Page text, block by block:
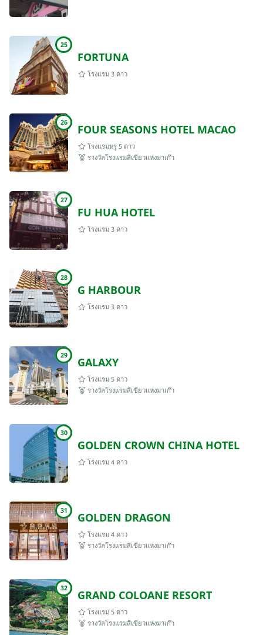
25
FORTUNA
โรงแรม 3 ดาว
26 FOUR SEASONS HOTEL MACAO
โรงแรมหรู 5 ดาว
รางวัลโรงแรมสีเขียวแห่งมาเก๊า
27
FU HUA HOTEL
โรงแรม 3 ดาว
28
G HARBOUR
โรงแรม 3 ดาว
29 GALAXY
โรงแรม 5 ดาว
รางวัลโรงแรมสีเขียวแห่งมาเก๊า
30
GOLDEN CROWN CHINA HOTEL
โรงแรม 4 ดาว
31 GOLDEN DRAGON
โรงแรม 4 ดาว
รางวัลโรงแรมสีเขียวแห่งมาเก๊า
32 GRAND COLOANE RESORT
โรงแรม 5 ดาว
รางวัลโรงแรมสีเขียวแห่งมาเก๊า